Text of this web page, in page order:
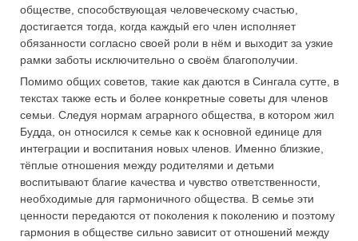
обществе, способствующая человеческому счастью,
достигается тогда, когда каждый его член исполняет
обязанности согласно своей роли в нём и выходит за узкие
рамки заботы исключительно о своём благополучии.
Помимо общих советов, такие как даются в Сингала сутте, в
текстах также есть и более конкретные советы для членов
семьи. Следуя нормам аграрного общества, в котором жил
Будда, он относился к семье как к основной единице для
интеграции и воспитания новых членов. Именно близкие,
тёплые отношения между родителями и детьми
воспитывают благие качества и чувство ответственности,
необходимые для гармоничного общества. В семье эти
ценности передаются от поколения к поколению и поэтому
гармония в обществе сильно зависит от отношений между